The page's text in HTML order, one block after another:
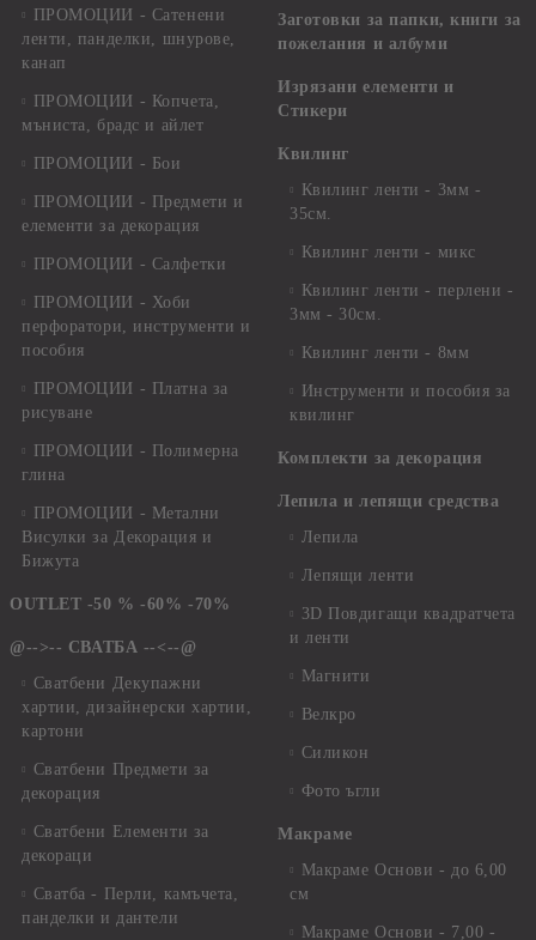
ПРОМОЦИИ - Сатенени
ленти, панделки, шнурове,
канап
ПРОМОЦИИ - Копчета,
мъниста, брадс и айлет
ПРОМОЦИИ - Бои
ПРОМОЦИИ - Предмети и
елементи за декорация
ПРОМОЦИИ - Салфетки
ПРОМОЦИИ - Хоби
перфоратори, инструменти и
пособия
ПРОМОЦИИ - Платна за
рисуване
ПРОМОЦИИ - Полимерна
глина
ПРОМОЦИИ - Метални
Висулки за Декорация и
Бижута
OUTLET -50 % -60% -70%
@-->-- СВАТБА --<--@
Сватбени Декупажни
хартии, дизайнерски хартии,
картони
Сватбени Предмети за
декорация
Сватбени Елементи за
декораци
Сватба - Перли, камъчета,
панделки и дантели
Заготовки за папки, книги за
пожелания и албуми
Изрязани елементи и
Стикери
Квилинг
Квилинг ленти - 3мм -
35см.
Квилинг ленти - микс
Квилинг ленти - перлени -
3мм - 30см.
Квилинг ленти - 8мм
Инструменти и пособия за
квилинг
Комплекти за декорация
Лепила и лепящи средства
Лепила
Лепящи ленти
3D Повдигащи квадратчета
и ленти
Магнити
Велкро
Силикон
Фото ъгли
Макраме
Макраме Основи - до 6,00
см
Макраме Основи - 7,00 -